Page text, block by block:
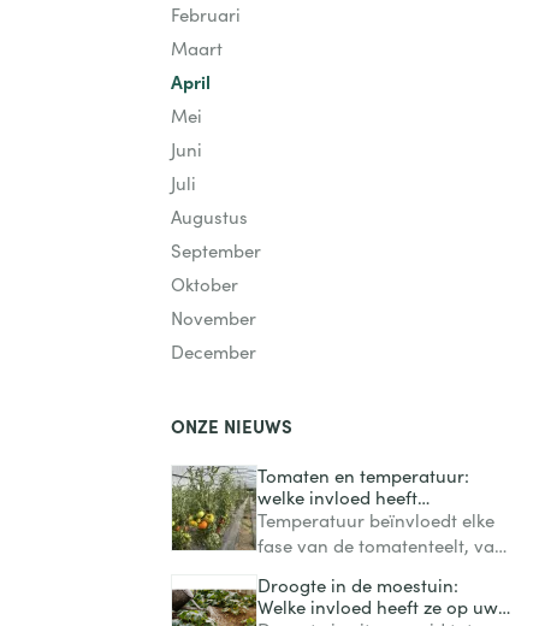
Februari
Maart
April
Mei
Juni
Juli
Augustus
September
Oktober
November
December
ONZE NIEUWS
Tomaten en temperatuur:
welke invloed heeft
temperatuur op groei, bloei
en vruchtvorming?
Temperatuur beïnvloedt elke
fase van de tomatenteelt, van
de vruchten. Te veel koude
vertraagt de groei, terwijl
Droogte in de moestuin:
Welke invloed heeft ze op uw